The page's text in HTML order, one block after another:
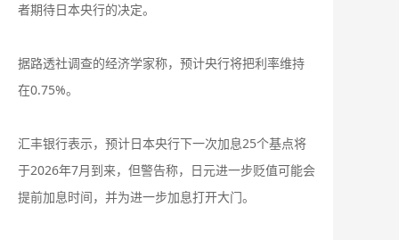
者期待日本央行的决定。
据路透社调查的经济学家称，预计央行将把利率维持
在0.75%。
汇丰银行表示，预计日本央行下一次加息25个基点将
于2026年7月到来，但警告称，日元进一步贬值可能会
提前加息时间，并为进一步加息打开大门。